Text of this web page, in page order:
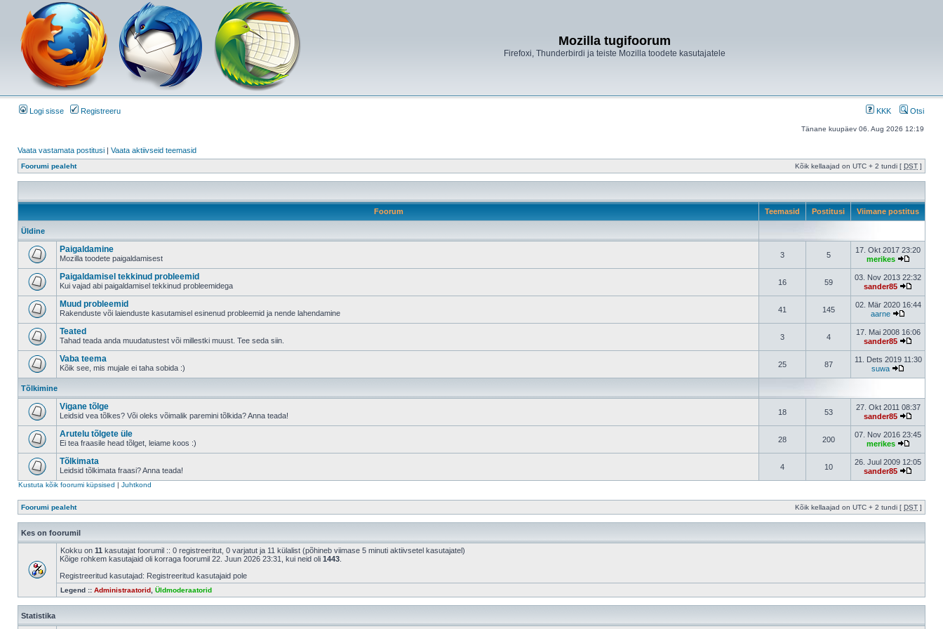
Mozilla tugifoorum
Firefoxi, Thunderbirdi ja teiste Mozilla toodete kasutajatele
Logi sisse Registreeru KKK Otsi
Tänane kuupäev 06. Aug 2026 12:19
Vaata vastamata postitusi | Vaata aktiivseid teemasid
Foorumi pealeht Kõik kellaajad on UTC + 2 tundi [ DST ]
Foorum Teemasid Postitusi Viimane postitus
Üldine
Paigaldamine
Mozilla toodete paigaldamisest 3 5
17. Okt 2017 23:20
merikes
Paigaldamisel tekkinud probleemid
Kui vajad abi paigaldamisel tekkinud probleemidega 16 59
03. Nov 2013 22:32
sander85
Muud probleemid
Rakenduste või laienduste kasutamisel esinenud probleemid ja nende lahendamine 41 145
02. Mär 2020 16:44
aarne
Teated
Tahad teada anda muudatustest või millestki muust. Tee seda siin. 3 4
17. Mai 2008 16:06
sander85
Vaba teema
Kõik see, mis mujale ei taha sobida :) 25 87
11. Dets 2019 11:30
suwa
Tõlkimine
Vigane tõlge
Leidsid vea tõlkes? Või oleks võimalik paremini tõlkida? Anna teada! 18 53
27. Okt 2011 08:37
sander85
Arutelu tõlgete üle
Ei tea fraasile head tõlget, leiame koos :) 28 200
07. Nov 2016 23:45
merikes
Tõlkimata
Leidsid tõlkimata fraasi? Anna teada! 4 10
26. Juul 2009 12:05
sander85
Kustuta kõik foorumi küpsised | Juhtkond
Foorumi pealeht Kõik kellaajad on UTC + 2 tundi [ DST ]
Kes on foorumil
Kokku on 11 kasutajat foorumil :: 0 registreeritut, 0 varjatut ja 11 külalist (põhineb viimase 5 minuti aktiivsetel kasutajatel)
Kõige rohkem kasutajaid oli korraga foorumil 22. Juun 2026 23:31, kui neid oli 1443
Registreeritud kasutajad: Registreeritud kasutajaid pole
Legend :: Administraatorid Üldmoderaatorid
Statistika